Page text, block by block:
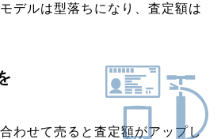
デルは型落ちになり、査定額は
わせて売ると査定額がアップし